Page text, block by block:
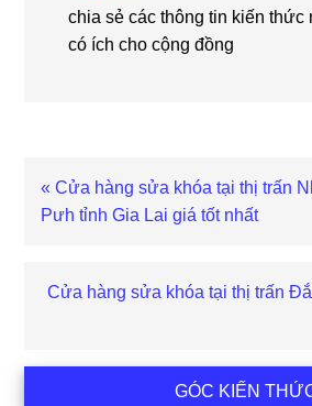
chia sẻ các thông tin kiến thức
có ích cho cộng đồng
Bài
viết
« Cửa hàng sửa khóa tại thị trấn
Pưh tỉnh Gia Lai giá tốt nhất
Bài
Cửa hàng sửa khóa tại thị trấn
GÓC KIẾN